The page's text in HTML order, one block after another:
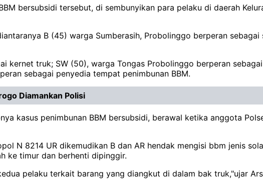
bersubsidi tersebut, di sembunyikan para pelaku di daerah
B (45) warga Sumberasih, Probolinggo berperan
kernet truk; SW (50), warga Tongas Probolinggo berperan
sebagai penyedia tempat penimbunan BBM.
Diamankan Polisi
kasus penimbunan BBM bersubsidi, berawal ketika anggota
N 8214 UR dikemudikan B dan AR hendak mengisi bbm jenis
ke timur dan berhenti dipinggir.
pelaku terkait barang yang diangkut di dalam bak truk,"ujar